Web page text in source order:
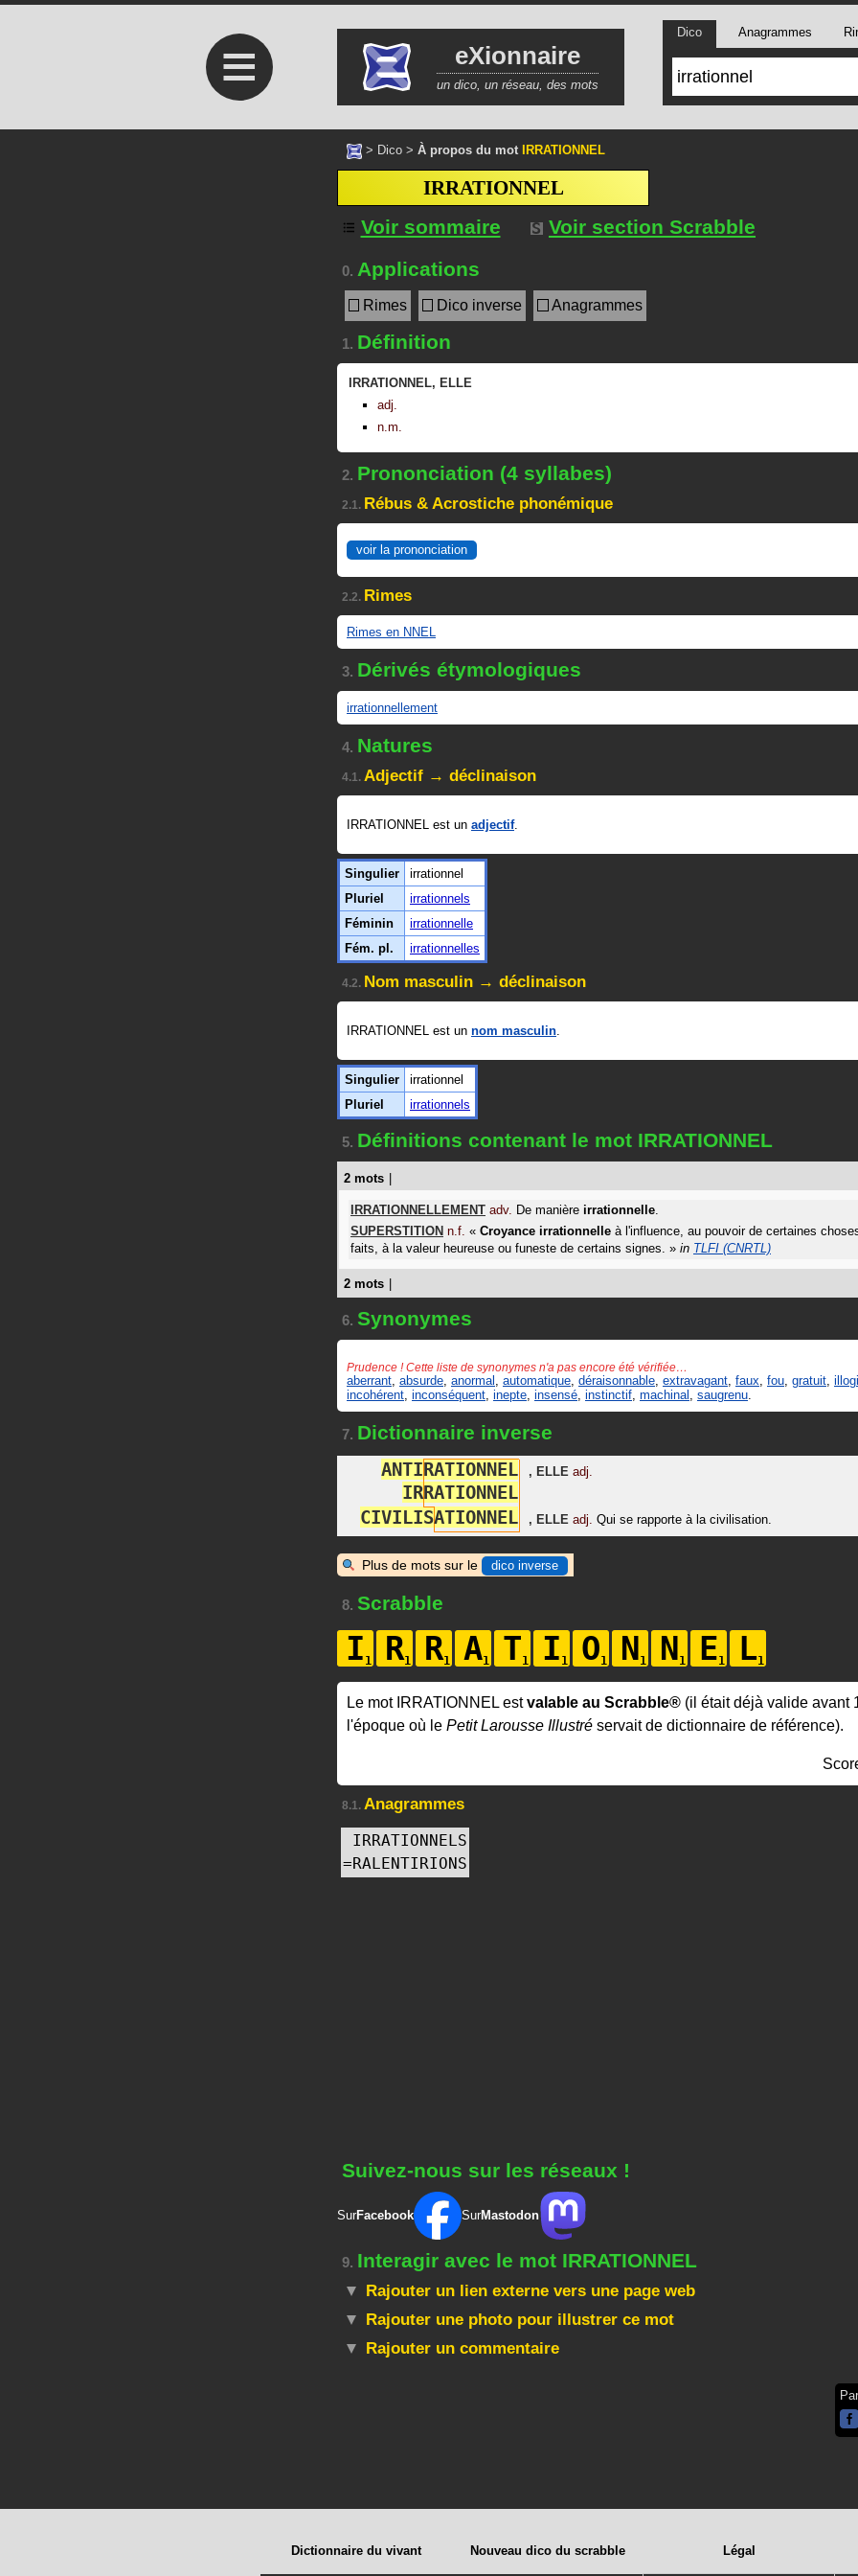
≡ eXionnaire
un dico, un réseau, des mots
Dico Anagrammes
> Dico > À propos du mot IRRATIONNEL
IRRATIONNEL
Voir sommaire
Voir section Scrabble
0. Applications
Rimes Dico inverse Anagrammes
1. Définition
IRRATIONNEL, ELLE
adj.
n.m.
2. Prononciation (4 syllabes)
2.1. Rébus & Acrostiche phonémique
voir la prononciation
2.2. Rimes
Rimes en NNEL
3. Dérivés étymologiques
irrationnellement
4. Natures
4.1. Adjectif → déclinaison
IRRATIONNEL est un adjectif.
Singulier
irrationnel
Pluriel
irrationnels
Féminin
irrationnelle
Fém. pl.
irrationnelles
4.2. Nom masculin → déclinaison
IRRATIONNEL est un nom masculin.
Singulier
irrationnel
Pluriel
irrationnels
5. Définitions contenant le mot IRRATIONNEL
2 mots
IRRATIONNELLEMENT adv. De manière irrationnelle.
SUPERSTITION n.f. « Croyance irrationnelle à l'influence, au pouvoir de certaines
faits, à la valeur heureuse ou funeste de certains signes. » in TLFI (CNRTL)
2 mots
6. Synonymes
Prudence ! Cette liste de synonymes n'a pas encore été vérifiée…
aberrant absurde anormal automatique déraisonnable extravagant faux fou gratuit
incohérent inconséquent inepte insensé instinctif machinal saugrenu
7. Dictionnaire inverse
ANTIRATIONNEL , ELLE adj.
IRRATIONNEL
CIVILISATIONNEL , ELLE adj. Qui se rapporte à la civilisation.
Plus de mots sur le dico inverse
8. Scrabble
I R R A T I O N N E L
Le mot IRRATIONNEL estvalable au Scrabble® (il était déjà valide avant
l'époque où le Petit Larousse Illustré servait de dictionnaire de référence).
8.1. Anagrammes
IRRATIONNELS
=RALENTIRIONS
Suivez-nous sur les réseaux !
SurFacebook SurMastodon
9. Interagir avec le mot IRRATIONNEL
Rajouter un lien externe vers une page web
Rajouter une photo pour illustrer ce mot
Rajouter un commentaire
Dictionnaire du vivant Nouveau dico du scrabble Légal